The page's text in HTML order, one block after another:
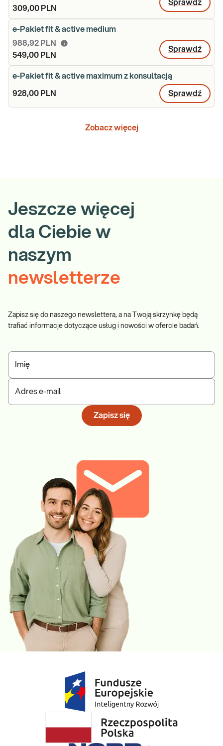
309,00 PLN
Sprawdź
e-Pakiet fit & active medium
988,92 PLN
549,00 PLN
Sprawdź
e-Pakiet fit & active maximum z konsultacją
928,00 PLN Sprawdź
Zobacz więcej
Jeszcze więcej
dla Ciebie w
naszym
newsletterze
Zapisz się do naszego newslettera, a na Twoją skrzynkę będą
trafiać informacje dotyczące usług i nowości w ofercie badań.
Imię
Adres e-mail
Zapisz się